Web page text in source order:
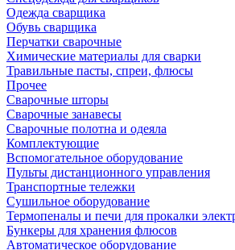
Одежда сварщика
Обувь сварщика
Перчатки сварочные
Химические материалы для сварки
Травильные пасты, спреи, флюсы
Прочее
Сварочные шторы
Сварочные занавесы
Сварочные полотна и одеяла
Комплектующие
Вспомогательное оборудование
Пульты дистанционного управления
Транспортные тележки
Сушильное оборудование
Термопеналы и печи для прокалки
Бункеры для хранения флюсов
Автоматическое оборудование